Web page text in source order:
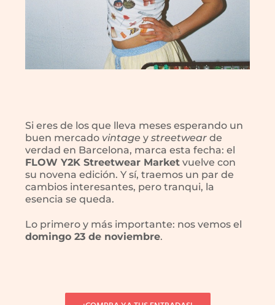
Si eres de los que lleva meses esperando un
buen mercado vintage ystreetwear de
verdad en Barcelona, marca esta fecha: el
FLOW Y2K Streetwear Market vuelve con
su novena edición. Y sí, traemos un par de
cambios interesantes, pero tranqui, la
esencia se queda.
Lo primero y más importante: nos vemos el
domingo 23 de noviembre.